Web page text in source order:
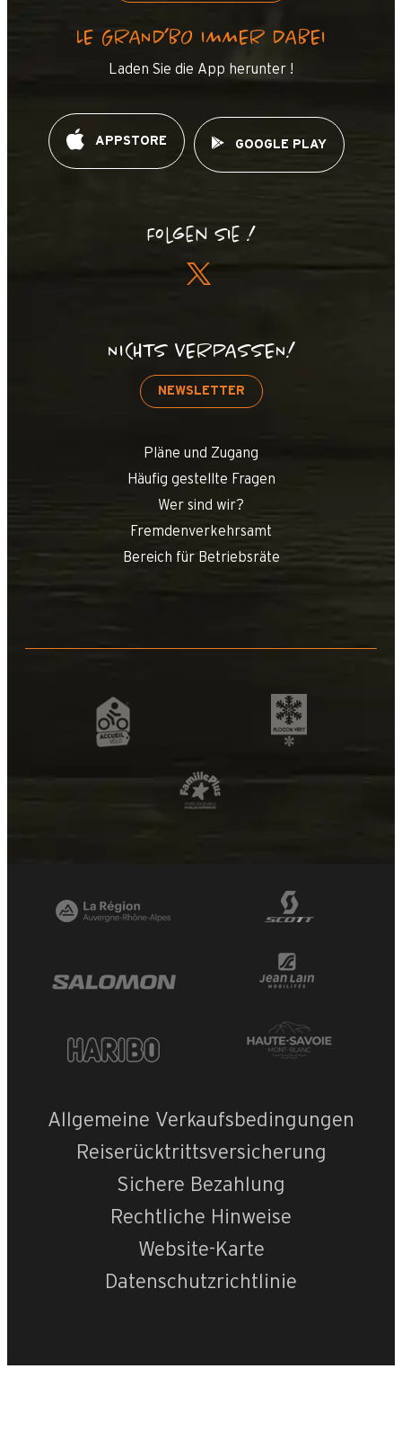
Belvédère 2
LE GRAND’BO IMMER DABEI
Laden Sie die App herunter !
APPSTORE GOOGLE PLAY
Folgen Sie !
NICHTS VERPASSEN!
NEWSLETTER
Pläne und Zugang
Häufig gestellte Fragen
Wer sind wir?
Fremdenverkehrsamt
Bereich für Betriebsräte
Allgemeine Verkaufsbedingungen
Reiserücktrittsversicherung
Sichere Bezahlung
Rechtliche Hinweise
Website-Karte
Datenschutzrichtlinie